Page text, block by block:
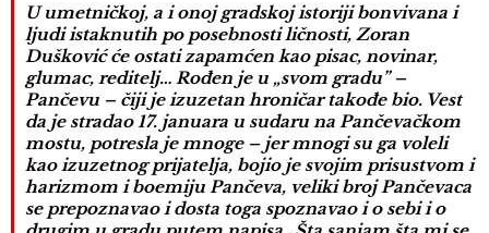
U umetničkoj, a i onoj gradskoj istoriji bonvivana i
ljudi istaknutih po posebnosti ličnosti, Zoran
Dušković će ostati zapamćen kao pisac, novinar,
glumac, reditelj… Rođen je u „svom gradu” –
Pančevu – čiji je izuzetan hroničar takođe bio. Vest
da je stradao 17. januara u sudaru na Pančevačkom
mostu, potresla je mnoge – jer mnogi su ga voleli
kao izuzetnog prijatelja, bojio je svojim prisustvom i
harizmom i boemiju Pančeva, veliki broj Pančevaca
se prepoznavao i dosta toga spoznavao i o sebi i o